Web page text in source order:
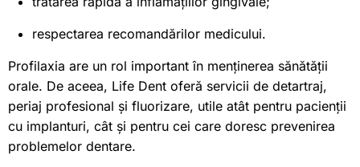
respectarea recomandărilor medicului.
Profilaxia are un rol important în menținerea sănătății
orale. De aceea, Life Dent oferă servicii de detartraj,
periaj profesional și fluorizare, utile atât pentru pacienții
cu implanturi, cât și pentru cei care doresc prevenirea
problemelor dentare.